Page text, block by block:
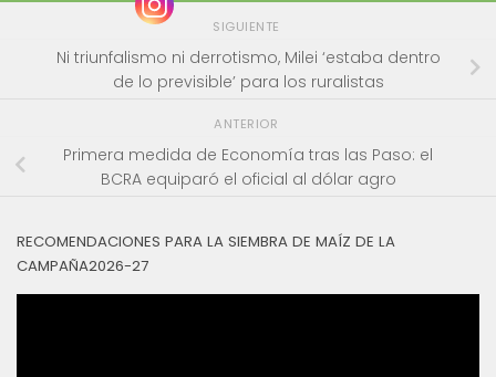
SIGUIENTE
Ni triunfalismo ni derrotismo, Milei ‘estaba dentro
de lo previsible’ para los ruralistas
ANTERIOR
Primera medida de Economía tras las Paso: el
BCRA equiparó el oficial al dólar agro
RECOMENDACIONES PARA LA SIEMBRA DE MAÍZ DE LA
CAMPAÑA2026-27